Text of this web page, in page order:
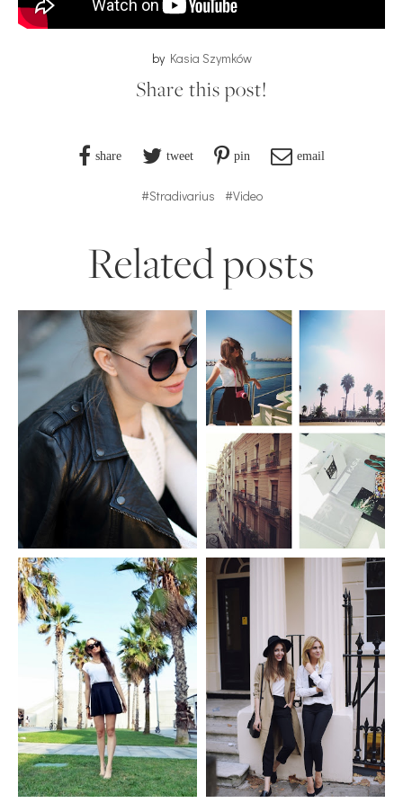
by Kasia Szymków
Share this post!
share tweet pin email
#Stradivarius #Video
Related posts